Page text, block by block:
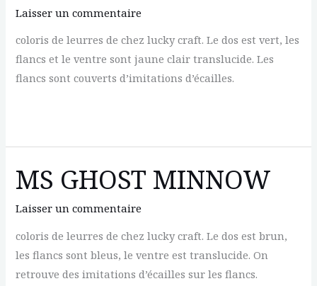
Laisser un commentaire
coloris de leurres de chez lucky craft. Le dos est vert, les
flancs et le ventre sont jaune clair translucide. Les
flancs sont couverts d’imitations d’écailles.
GHOST
MS GHOST MINNOW
Laisser un commentaire
coloris de leurres de chez lucky craft. Le dos est brun,
les flancs sont bleus, le ventre est translucide. On
retrouve des imitations d’écailles sur les flancs.